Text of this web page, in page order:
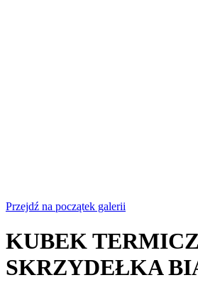
Przejdź na początek galerii
KUBEK
SKRZYDEŁKA